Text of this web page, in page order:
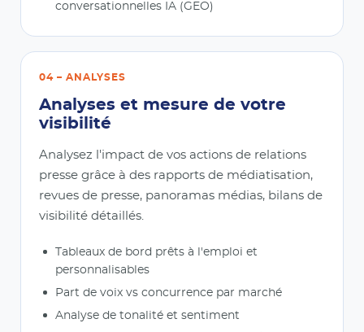
conversationnelles IA (GEO)
04 – ANALYSES
Analyses et mesure de votre
visibilité
Analysez l'impact de vos actions de relations
presse grâce à des rapports de médiatisation,
revues de presse, panoramas médias, bilans de
visibilité détaillés.
Tableaux de bord prêts à l'emploi et
personnalisables
Part de voix vs concurrence par marché
Analyse de tonalité et sentiment